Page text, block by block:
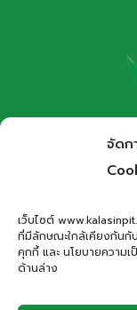
จัดก
เว็บไซต์
ที่มีลักษณะใกล้เคียงกันกั
คุกกี้ และ นโยบายความ
ด้านล่าง
โรงเรียนกาฬสินธุ์
สำนักงานเขตพื้นที่
ที่อยู่: เลขที่ 66 ถน
กาฬสินธุ์ จังหวัดกา